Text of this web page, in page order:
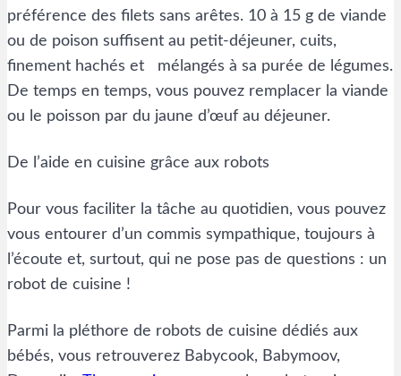
préférence des filets sans arêtes. 10 à 15 g de viande
ou de poison suffisent au petit-déjeuner, cuits,
finement hachés et mélangés à sa purée de légumes.
De temps en temps, vous pouvez remplacer la viande
ou le poisson par du jaune d’œuf au déjeuner.
De l’aide en cuisine grâce aux robots
Pour vous faciliter la tâche au quotidien, vous pouvez
vous entourer d’un commis sympathique, toujours à
l’écoute et, surtout, qui ne pose pas de questions : un
robot de cuisine !
Parmi la pléthore de robots de cuisine dédiés aux
bébés, vous retrouverez Babycook, Babymoov,